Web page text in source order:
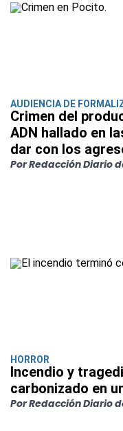
AUDIENCIA DE
Crimen del
ADN hallado en
dar con los
Por Redacción Diario
HORROR
Incendio y
carbonizado en
Por Redacción Diario